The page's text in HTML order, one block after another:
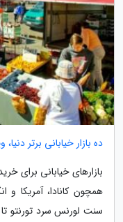
ده بازار خیابانی برتر
بازارهای خیابانی برای
همچون کانادا، آمریکا و
سنت لورنس سرد تورنتو تا